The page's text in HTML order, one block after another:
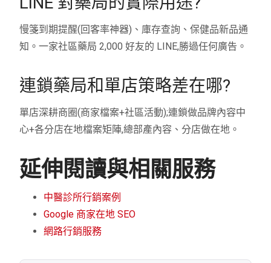
慢箋到期提醒(回客率神器)、庫存查詢、保健品新品通
知。一家社區藥局 2,000 好友的 LINE,勝過任何廣告。
連鎖藥局和單店策略差在哪?
單店深耕商圈(商家檔案+社區活動);連鎖做品牌內容中
心+各分店在地檔案矩陣,總部產內容、分店做在地。
延伸閱讀與相關服務
中醫診所行銷案例
Google 商家在地 SEO
網路行銷服務